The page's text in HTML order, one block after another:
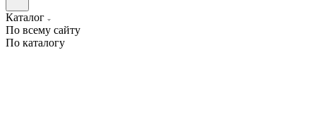
Каталог
По всему сайту
По каталогу